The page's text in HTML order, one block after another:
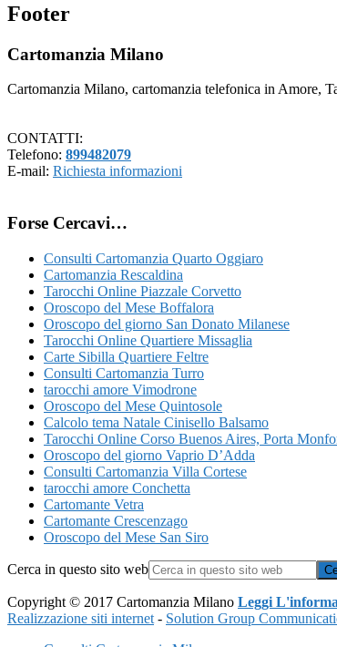
Footer
Cartomanzia Milano
Cartomanzia Milano, cartomanzia telefonica in Amore,
CONTATTI:
Telefono: 899482079
E-mail: Richiesta informazioni
Forse Cercavi…
Consulti Cartomanzia Quarto Oggiaro
Cartomanzia Rescaldina
Tarocchi Online ​Piazzale ​Corvetto
Oroscopo del Mese Boffalora
Oroscopo del giorno San Donato Milanese
Tarocchi Online Quartiere Missaglia
Carte Sibilla Quartiere Feltre
Consulti Cartomanzia Turro
tarocchi amore Vimodrone
Oroscopo del Mese Quintosole
Calcolo tema Natale Cinisello Balsamo
Tarocchi Online ​Corso Buenos Aires,​ Porta
Oroscopo del giorno Vaprio D’Adda
Consulti Cartomanzia Villa Cortese
tarocchi amore Conchetta
Cartomante Vetra
Cartomante Crescenzago
Oroscopo del Mese San Siro
Cerca in questo sito web
Copyright © 2017 Cartomanzia Milano Leggi
Realizzazione siti internet - Solution Group